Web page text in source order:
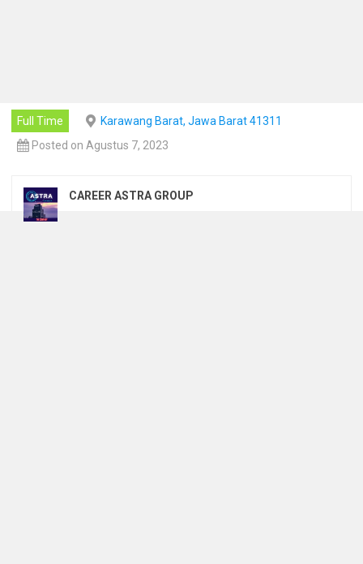
Full Time
Karawang Barat, Jawa Barat 41311
Posted on Agustus 7, 2023
CAREER ASTRA GROUP